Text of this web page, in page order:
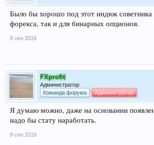
Было бы хорошо под этот индюк советника
форекса, так и для бинарных опционов.
8 сен 2016
FXprofit
Администратор
Команда форума
Администратор
Я думаю можно, даже на основании
надо бы стату наработать.
8 сен 2016